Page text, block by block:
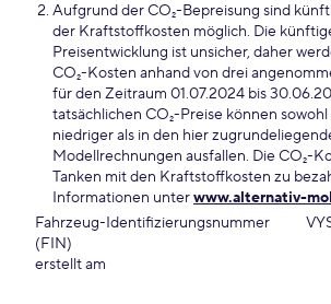
Aufgrund der CO₂-Bepreisung sind
der Kraftstoffkosten möglich. Die
Preisentwicklung ist unsicher, daher
CO₂-Kosten anhand von drei
für den Zeitraum 01.07.2024 bis
tatsächlichen CO₂-Preise können sowohl
niedriger als in den hier
Modellrechnungen ausfallen. Die CO₂-
Tanken mit den Kraftstoffkosten zu
Informationen unterwww.alternativ-
Fahrzeug-Identifizierungsnummer
(FIN)
erstellt am